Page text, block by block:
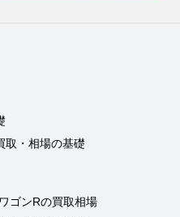
取・相場の基礎
ワゴンRの買取相場